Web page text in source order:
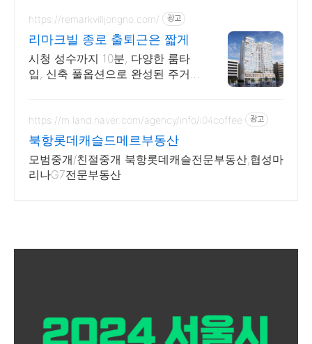
https://remarkvilljongno.com/ 광고
리마크빌 종로 출퇴근은 짧게
시청 성수까지 10분, 다양한 룸타
입, 신축 풀옵션으로 완성된 주거
https://m.land.naver.com/agency/info/i04coffee 광고
북항롯데캐슬드메르부동산
모범중개/친절중개 북항롯데캐슬전문부동산,협성마
리나G7전문부동산